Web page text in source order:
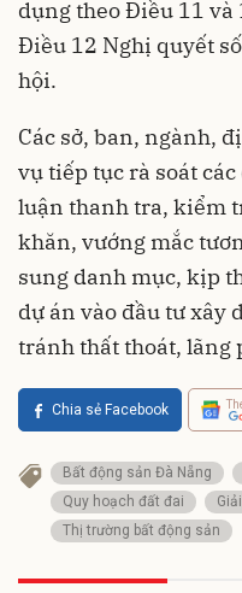
dụng theo Điều 11 và
Điều 12 Nghị quyết
hội.
Các sở, ban, ngành,
vụ tiếp tục rà soát
luận thanh tra, kiểm
khăn, vướng mắc
sung danh mục, kịp
dự án vào đầu tư xây
tránh thất thoát, lãng
Chia sẻ Facebook
Bất động sản Đà Nẵng
Quy hoạch đất đai
Thị trường bất động sản